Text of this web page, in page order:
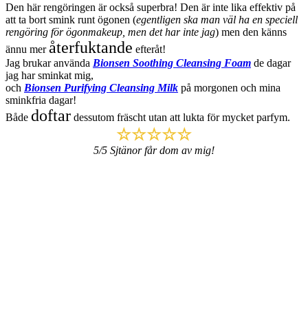
Den här rengöringen är också superbra! Den är inte lika effektiv på
att ta bort smink runt ögonen (egentligen ska man väl ha en speciell
rengöring för ögonmakeup, men det har inte jag) men den känns
ännu meråterfuktande efteråt!
Jag brukar använda Bionsen Soothing Cleansing Foam de dagar
jag har sminkat mig,
och Bionsen Purifying Cleansing Milk på morgonen och mina
sminkfria dagar!
Både doftar dessutom fräscht utan att lukta för mycket parfym.
☆☆☆☆☆
5/5 Sjtänor får dom av mig!